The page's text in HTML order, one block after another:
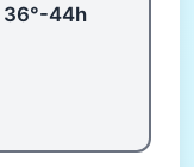
36°-44h